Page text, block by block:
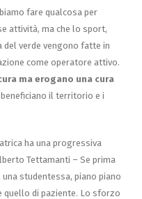
fare qualcosa per
attività, ma che lo sport,
del verde vengono fatte in
come operatore attivo.
ma erogano una cura
il territorio e i
ha una progressiva
Tettamanti – Se prima
studentessa, piano piano
di paziente. Lo sforzo